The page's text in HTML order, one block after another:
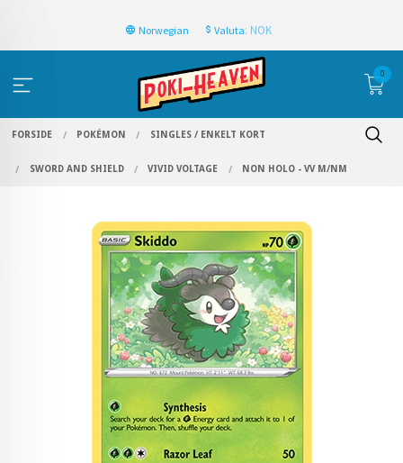
Norwegian Valuta: NOK
0
FORSIDE POKÉMON SINGLES / ENKELT KORT
SWORD AND SHIELD VIVID VOLTAGE NON HOLO - VV M/NM